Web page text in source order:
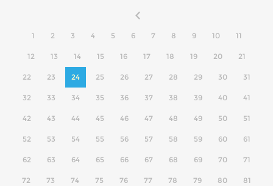
1 2 3 4 5 6 7 8 9 10 11
12 13 14 15 16 17 18 19 20 21
22 23 24 25 26 27 28 29 30 31
32 33 34 35 36 37 38 39 40 41
42 43 44 45 46 47 48 49 50 51
52 53 54 55 56 57 58 59 60 61
62 63 64 65 66 67 68 69 70 71
72 73 74 75 76 77 78 79 80 81